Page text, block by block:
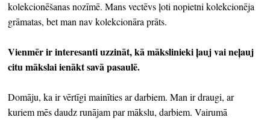
kolekcionēšanas nozīmē. Mans vectēvs ļoti nopietni kolekcionēja
grāmatas, bet man nav kolekcionāra prāts.
Vienmēr ir interesanti uzzināt, kā mākslinieki ļauj vai neļauj
citu mākslai ienākt savā pasaulē.
Domāju, ka ir vērtīgi mainīties ar darbiem. Man ir draugi, ar
kuriem mēs daudz runājam par mākslu, darbiem. Vairumā